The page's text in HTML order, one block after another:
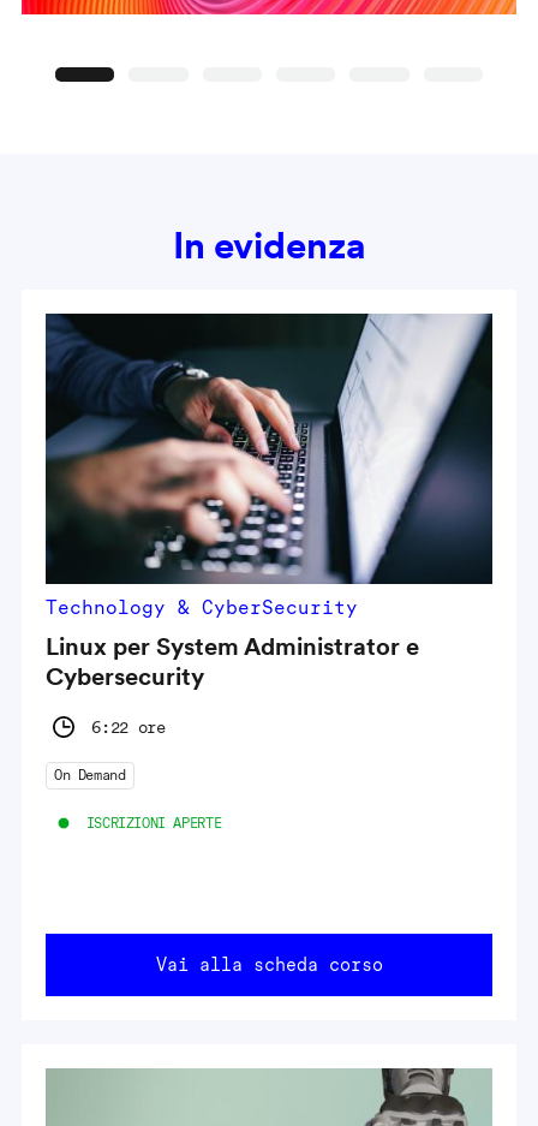
In evidenza
Technology & CyberSecurity
Linux per System Administrator e
Cybersecurity
6:22 ore
On Demand
ISCRIZIONI APERTE
Vai alla scheda corso